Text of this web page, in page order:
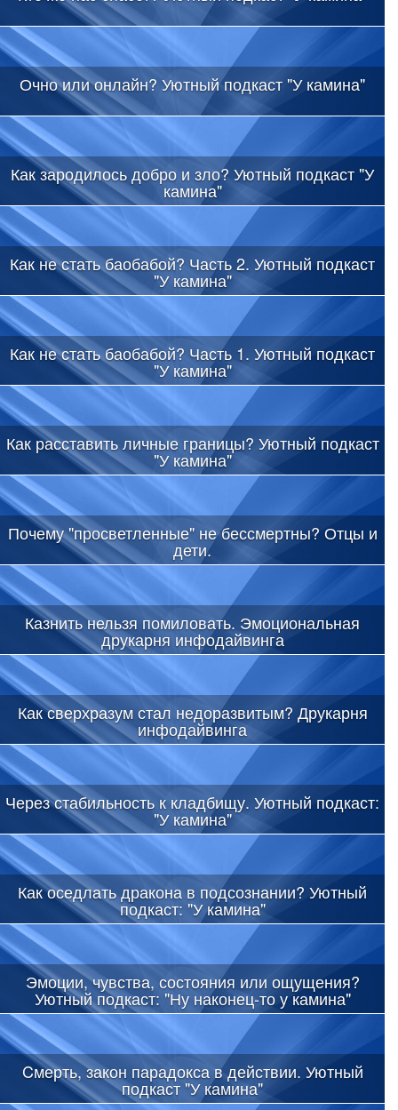
Очно или онлайн? Уютный подкаст "У камина"
Как зародилось добро и зло? Уютный подкаст "У
камина"
Как не стать баобабой? Часть 2. Уютный подкаст
"У камина"
Как не стать баобабой? Часть 1. Уютный подкаст
"У камина"
Как расставить личные границы? Уютный подкаст
"У камина"
Почему "просветленные" не бессмертны? Отцы и
дети.
Казнить нельзя помиловать. Эмоциональная
друкарня инфодайвинга
Как сверхразум стал недоразвитым? Друкарня
инфодайвинга
Через стабильность к кладбищу. Уютный подкаст:
"У камина"
Как оседлать дракона в подсознании? Уютный
подкаст: "У камина"
Эмоции, чувства, состояния или ощущения?
Уютный подкаст: "Ну наконец-то у камина"
Cмерть, закон парадокса в действии. Уютный
подкаст "У камина"